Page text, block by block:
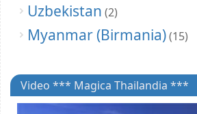
Uzbekistan (2)
Myanmar (Birmania)(15)
Video *** Magica Thailandia ***